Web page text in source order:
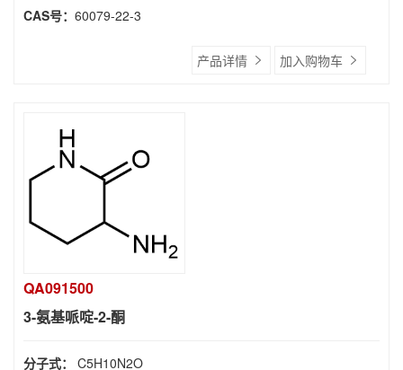
CAS号： 60079-22-3
产品详情 加入购物车
QA091500
3-氨基哌啶-2-酮
分子式： C5H10N2O